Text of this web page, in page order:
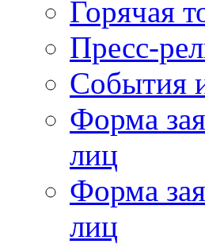
Горячая
Пресс-
События
Форма
лиц
Форма
лиц